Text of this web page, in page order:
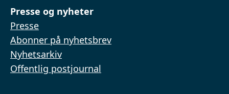
Presse og nyheter
Presse
Abonner på nyhetsbrev
Nyhetsarkiv
Offentlig postjournal